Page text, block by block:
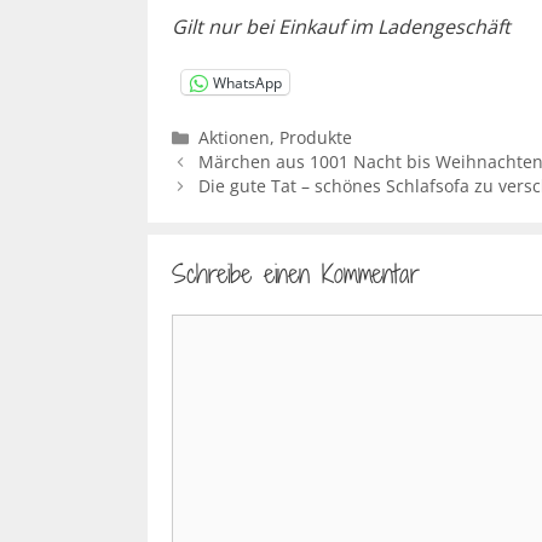
Gilt nur bei Einkauf im Ladengeschäft
WhatsApp
Kategorien
Aktionen, Produkte
Märchen aus 1001 Nacht bis Weihnachten
Die gute Tat – schönes Schlafsofa zu
Schreibe einen Kommentar